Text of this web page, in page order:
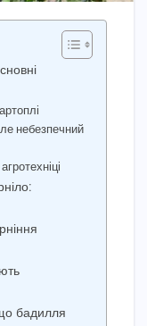
небезпечний
бадилля